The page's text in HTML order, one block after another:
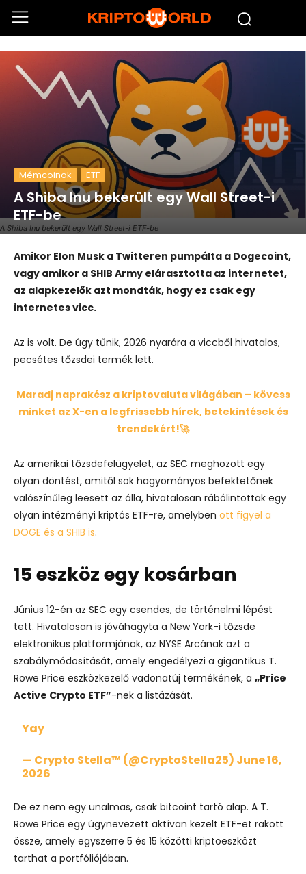
A Shiba Inu bekerült egy Wall Street-i ETF-be
Mémcoinok ETF
A Shiba Inu bekerült egy Wall Street-i
ETF-be
Amikor Elon Musk a Twitteren pumpálta a Dogecoint,
vagy amikor a SHIB Army elárasztotta az internetet,
az alapkezelők azt mondták, hogy ez csak egy
internetes vicc.
Az is volt. De úgy tűnik, 2026 nyarára a viccből hivatalos,
pecsétes tőzsdei termék lett.
Maradj naprakész a kriptovaluta világában – kövess
minket az X-en a legfrissebb hírek, betekintések és
trendekért!🚀
Az amerikai tőzsdefelügyelet, az SEC meghozott egy
olyan döntést, amitől sok hagyományos befektetőnek
valószínűleg leesett az álla, hivatalosan rábólintottak egy
olyan intézményi kriptós ETF-re, amelyben ott figyel a
DOGE és a SHIB is.
15 eszköz egy kosárban
Június 12-én az SEC egy csendes, de történelmi lépést
tett. Hivatalosan is jóváhagyta a New York-i tőzsde
elektronikus platformjának, az NYSE Arcának azt a
szabálymódosítását, amely engedélyezi a gigantikus T.
Rowe Price eszközkezelő vadonatúj termékének, a „Price
Active Crypto ETF”-nek a listázását.
Yay
— Crypto Stella™ (@CryptoStella25) June 16,
2026
De ez nem egy unalmas, csak bitcoint tartó alap. A T.
Rowe Price egy úgynevezett aktívan kezelt ETF-et rakott
össze, amely egyszerre 5 és 15 közötti kriptoeszközt
tarthat a portfóliójában.